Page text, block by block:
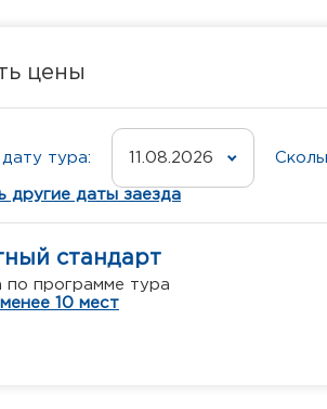
цены
тура: 11.08.2026
другие даты заезда
стандарт
по программе тура
10 мест